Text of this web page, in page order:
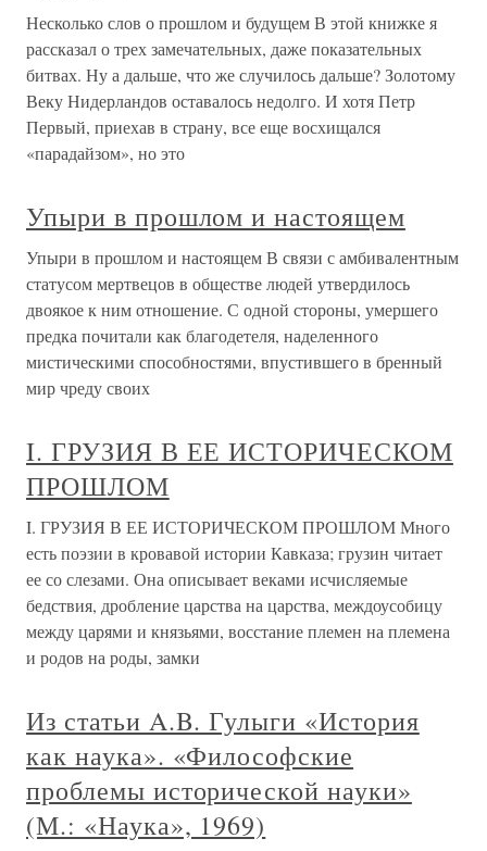
Несколько слов о прошлом и будущем В этой книжке я
рассказал о трех замечательных, даже показательных
битвах. Ну а дальше, что же случилось дальше? Золотому
Веку Нидерландов оставалось недолго. И хотя Петр
Первый, приехав в страну, все еще восхищался
«парадайзом», но это
Упыри в прошлом и настоящем
Упыри в прошлом и настоящем В связи с амбивалентным
статусом мертвецов в обществе людей утвердилось
двоякое к ним отношение. С одной стороны, умершего
предка почитали как благодетеля, наделенного
мистическими способностями, впустившего в бренный
мир чреду своих
I. ГРУЗИЯ В ЕЕ ИСТОРИЧЕСКОМ
ПРОШЛОМ
I. ГРУЗИЯ В ЕЕ ИСТОРИЧЕСКОМ ПРОШЛОМ Много
есть поэзии в кровавой истории Кавказа; грузин читает
ее со слезами. Она описывает веками исчисляемые
бедствия, дробление царства на царства, междоусобицу
между царями и князьями, восстание племен на племена
и родов на роды, замки
Из статьи A.B. Гулыги «История
как наука». «Философские
проблемы исторической науки»
(М.: «Наука», 1969)